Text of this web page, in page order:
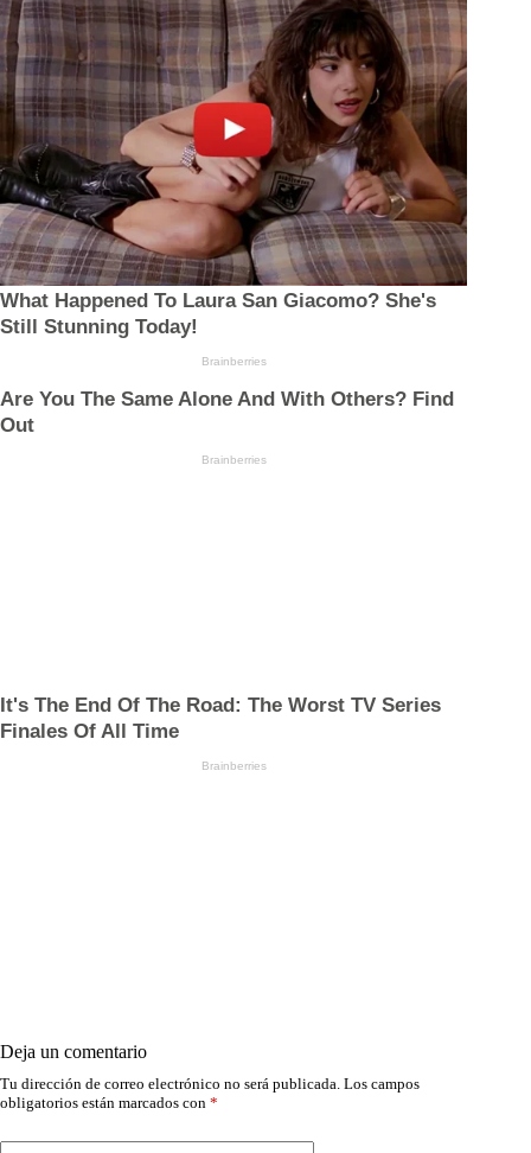
Deja un comentario
Tu dirección de correo electrónico no será publicada. Los campos
obligatorios están marcados con *